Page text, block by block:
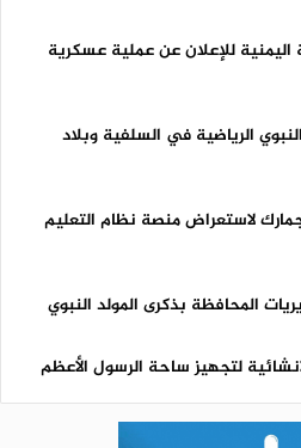
للإعلان عن عملية عسكرية
الرياضية في السلفية وبلاد
لاستعراض منصة نظام التعليم
المحافظة بذكرى المولد النبوي
لتجهيز ساحة الرسول الأعظم